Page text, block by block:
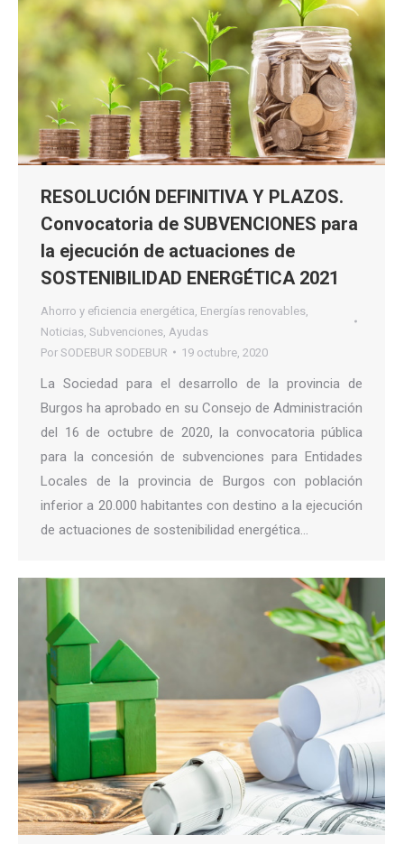
RESOLUCIÓN DEFINITIVA Y PLAZOS.
Convocatoria de SUBVENCIONES para
la ejecución de actuaciones de
SOSTENIBILIDAD ENERGÉTICA 2021
Ahorro y eficiencia energética Energías renovables
Noticias Subvenciones Ayudas
Por SODEBUR SODEBUR 19 octubre, 2020
La Sociedad para el desarrollo de la provincia de
Burgos ha aprobado en su Consejo de Administración
del 16 de octubre de 2020, la convocatoria pública
para la concesión de subvenciones para Entidades
Locales de la provincia de Burgos con población
inferior a 20.000 habitantes con destino a la ejecución
de actuaciones de sostenibilidad energética…